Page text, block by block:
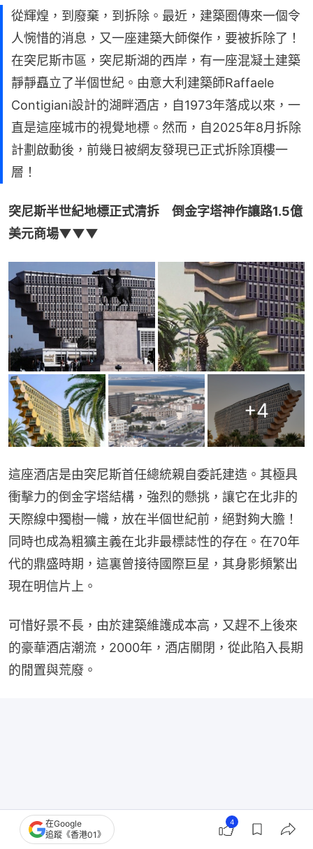
從輝煌，到廢棄，到拆除。最近，建築圈傳來一個令
人惋惜的消息，又一座建築大師傑作，要被拆除了！
在突尼斯市區，突尼斯湖的西岸，有一座混凝土建築
靜靜矗立了半個世紀。由意大利建築師Raffaele
Contigiani設計的湖畔酒店，自1973年落成以來，一
直是這座城市的視覺地標。然而，自2025年8月拆除
計劃啟動後，前幾日被網友發現已正式拆除頂樓一
層！
突尼斯半世紀地標正式清拆　倒金字塔神作讓路1.5億
美元商場▼▼▼
+4
這座酒店是由突尼斯首任總統親自委託建造。其極具
衝擊力的倒金字塔結構，強烈的懸挑，讓它在北非的
天際線中獨樹一幟，放在半個世紀前，絕對夠大膽！
同時也成為粗獷主義在北非最標誌性的存在。在70年
代的鼎盛時期，這裏曾接待國際巨星，其身影頻繁出
現在明信片上。
可惜好景不長，由於建築維護成本高，又趕不上後來
的豪華酒店潮流，2000年，酒店關閉，從此陷入長期
的閒置與荒廢。
在Google
追蹤《香港01》
4